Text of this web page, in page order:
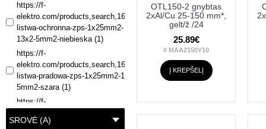
https://f-
elektro.com/products,search,16526-
listwa-ochronna-zps-1x25mm2-
13x2-5mm2-niebieska (1)
https://f-
elektro.com/products,search,16528-
listwa-pradowa-zps-1x25mm2-13x2-
5mm2-szara (1)
https://f-
elektro.com/products,search,16529-
listwa-ochronna-zps-1x25mm2-
SROVĖ (A)
OTL150-2 gnybtas
2xAl/Cu 25-150 mm*,
gelt/ž /24
25.89€
# MAA2150Y10
Į KREPŠELĮ